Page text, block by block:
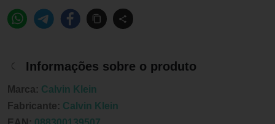
Informações sobre o produto
Marca: Calvin Klein
Fabricante: Calvin Klein